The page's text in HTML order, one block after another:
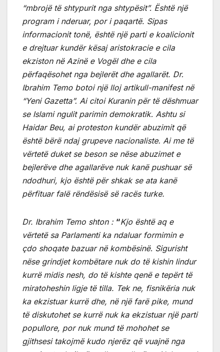
“mbrojë të shtypurit nga shtypësit”. Është një
program i nderuar, por i paqartë. Sipas
informacionit tonë, është një parti e koalicionit
e drejtuar kundër kësaj aristokracie e cila
ekziston në Azinë e Vogël dhe e cila
përfaqësohet nga bejlerët dhe agallarët. Dr.
Ibrahim Temo botoi një lloj artikull-manifest në
“Yeni Gazetta”. Ai citoi Kuranin për të dëshmuar
se Islami ngulit parimin demokratik. Ashtu si
Haidar Beu, ai proteston kundër abuzimit që
është bërë ndaj grupeve nacionaliste. Ai me të
vërtetë duket se beson se nëse abuzimet e
bejlerëve dhe agallarëve nuk kanë pushuar së
ndodhuri, kjo është për shkak se ata kanë
përfituar falë rëndësisë së racës turke.
Dr. Ibrahim Temo shton : “Kjo është aq e
vërtetë sa Parlamenti ka ndaluar formimin e
çdo shoqate bazuar në kombësinë. Sigurisht
nëse grindjet kombëtare nuk do të kishin lindur
kurrë midis nesh, do të kishte qenë e tepërt të
miratoheshin ligje të tilla. Tek ne, fisnikëria nuk
ka ekzistuar kurrë dhe, në një farë pike, mund
të diskutohet se kurrë nuk ka ekzistuar një parti
popullore, por nuk mund të mohohet se
gjithsesi takojmë kudo njerëz që vuajnë nga